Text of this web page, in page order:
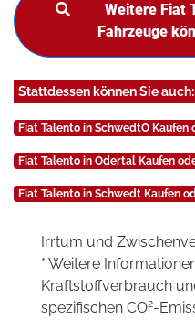
Weitere Fiat
Fahrzeuge
Stattdessen können Sie auch:
Fiat Talento in SchwedtO Kaufen
Fiat Talento in Odertal Kaufen
Fiat Talento in Schwedt Kaufen
Irrtum und
* Weitere
Kraftstoffverbrauch
spezifischen CO2-